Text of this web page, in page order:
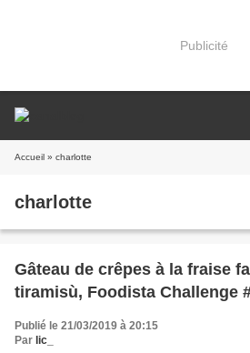
Publicité
Accueil » charlotte
charlotte
Gâteau de crêpes à la fraise
tiramisù, Foodista Challenge
Publié le 21/03/2019 à 20:15
Par lic_